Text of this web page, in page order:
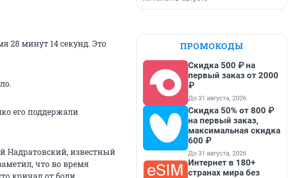
28 минут 14 секунд. Это
его поддержали
Надратовский, известный
что во время
кричал от боли.
ПРОМОКОДЫ
Скидка 500 ₽ на
первый заказ от 2000
₽
До 31 августа, 2026
Скидка 50% от 800 ₽
на первый заказ,
максимальная скидка
600 ₽
До 31 августа, 2026
Интернет в 180+
странах мира без